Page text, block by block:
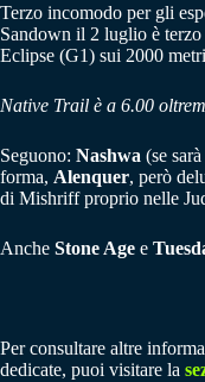
Terzo incomodo per gli
Sandown il 2 luglio è
Eclipse (G1) sui 2000
Native Trail è a 6.00
Seguono: Nashwa (se
forma, Alenquer, però
di Mishriff proprio nelle
Anche Stone Age e
Per consultare altre
dedicate, puoi visitare la